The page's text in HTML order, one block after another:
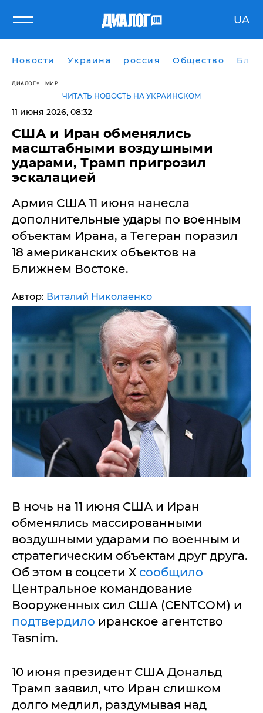
UA
Новости Украина россия Общество
ДИАЛОГ МИР
ЧИТАТЬ НОВОСТЬ НА УКРАИНСКОМ
11 июня 2026, 08:32
США и Иран обменялись
масштабными воздушными
ударами, Трамп пригрозил
эскалацией
Армия США 11 июня нанесла
дополнительные удары по военным
объектам Ирана, а Тегеран поразил
18 американских объектов на
Ближнем Востоке.
Автор: Виталий Николаенко
В ночь на 11 июня США и Иран
обменялись массированными
воздушными ударами по военным и
стратегическим объектам друг друга.
Об этом в соцсети X сообщило
Центральное командование
Вооруженных сил США (CENTCOM) и
подтвердило иранское агентство
Tasnim.
10 июня президент США Дональд
Трамп заявил, что Иран слишком
долго медлил, раздумывая над